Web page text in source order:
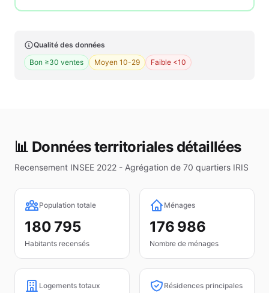
Qualité des données
Bon ≥30 ventes
Moyen 10-29 Faible <10
📊 Données territoriales détaillées
Recensement INSEE 2022 - Agrégation de 70 quartiers IRIS
Population totale
180 795
Habitants recensés
Ménages
176 986
Nombre de ménages
Logements totaux Résidences principales